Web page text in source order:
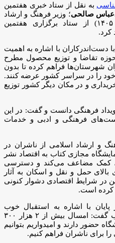
به نقل از ستاد خبری هفتمین
صالحی؛ وزیر فرهنگ و ارشاد
اسلامی یکشنبه (۲۷ اردیبهشت ۱۴۰۵) از ستاد برگزاری هفتمین
کرد.
با اشاره به اهمیت
تقاضا و توزیع محصول مطرح
شهرستان‌ها فراهم کرده تا بدون
را در سراسر کشور عرضه کنند.
و در مکان دیگر کشور توزیع
فرهنگی دانست و گفت: در این
فرهنگی و ادبی و خدمات
و ارشاد اسلامی از ناشران در
مجازی کتاب به اقتصاد نشر
کمک مضاعف می‌کند و دسترسی
بالای حمل و نقل و اسکان به آثار
در شرایط اقتصادی دشوار کنونی
است.
با اشاره به استقبال خوب
مخاطبان از نمایشگاه مجازی کتاب گفت: امسال بیش از ۲ هزار ۳۰۰
حضور دارند و امیدواریم بتوانیم
برای ناشران فراهم کنیم.